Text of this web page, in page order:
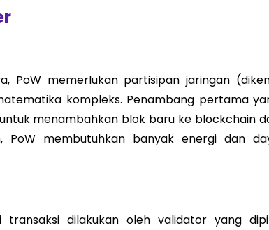
PoW memerlukan partisipan jaringan
kompleks. Penambang pertama
menambahkan blok baru ke blockchain
PoW membutuhkan banyak energi dan
dilakukan oleh validator yang